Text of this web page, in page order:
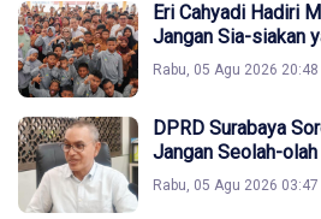
Eri Cahyadi Hadiri
Jangan Sia-siakan
Rabu, 05 Agu 2026 20:48
DPRD Surabaya
Jangan Seolah-
Rabu, 05 Agu 2026 03:47